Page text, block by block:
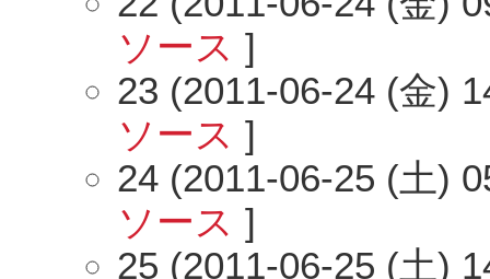
ソース ]
23 (2011-06-24 (金)
ソース ]
24 (2011-06-25 (土)
ソース ]
25 (2011-06-25 (土)